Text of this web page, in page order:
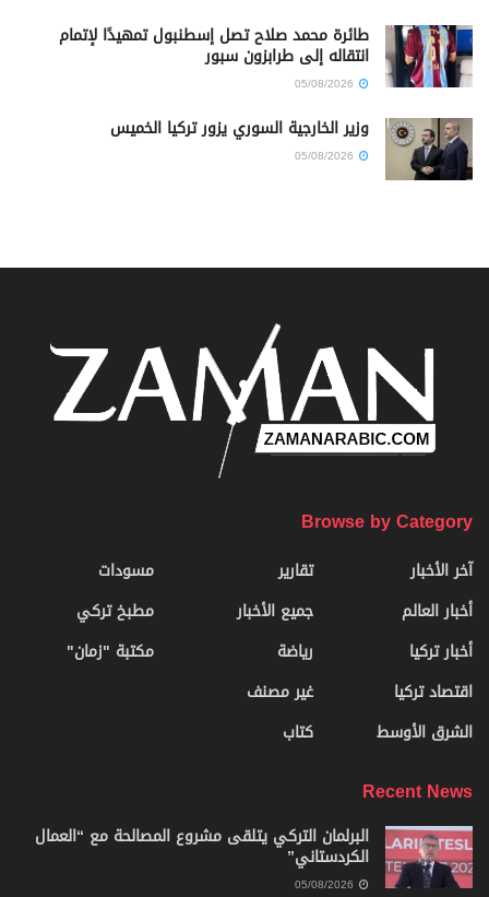
طائرة محمد صلاح تصل إسطنبول تمهيدًا لإتمام
انتقاله إلى طرابزون سبور
وزير الخارجية السوري يزور تركيا الخميس
Browse by Category
آخر الأخبار
أخبار العالم
أخبار تركيا
اقتصاد تركيا
الشرق الأوسط
تقارير
جميع الأخبار
رياضة
غير مصنف
كتاب
مسودات
مطبخ تركي
مكتبة "زمان"
Recent News
البرلمان التركي يتلقى مشروع المصالحة مع “العمال
الكردستاني”